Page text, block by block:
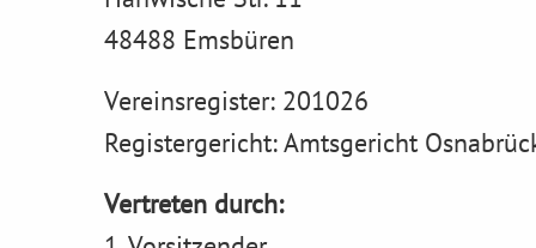
48488 Emsbüren
Vereinsregister: 201026
Registergericht: Amtsgericht
Vertreten durch: